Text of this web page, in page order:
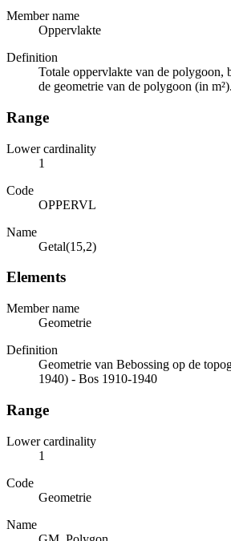
Member name
Oppervlakte
Definition
Totale oppervlakte van de polygoon,
de geometrie van de polygoon (in m²).
Range
Lower cardinality
1
Code
OPPERVL
Name
Getal(15,2)
Elements
Member name
Geometrie
Definition
Geometrie van Bebossing op de
1940) - Bos 1910-1940
Range
Lower cardinality
1
Code
Geometrie
Name